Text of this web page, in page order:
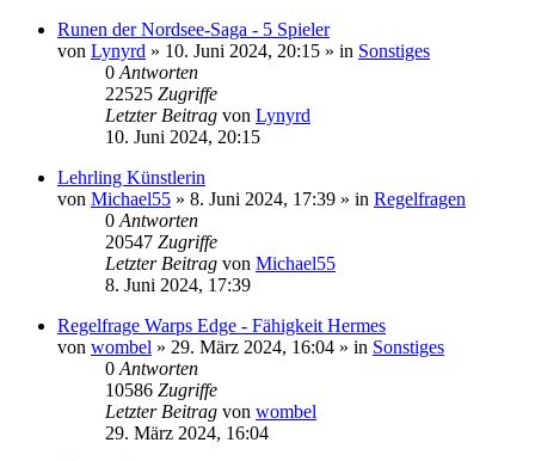
Runen der Nordsee-Saga - 5 Spieler
von Lynyrd » 10. Juni 2024, 20:15 » in Sonstiges
0 Antworten
22525 Zugriffe
Letzter Beitrag von Lynyrd
10. Juni 2024, 20:15
Lehrling Künstlerin
von Michael55 » 8. Juni 2024, 17:39 » in Regelfragen
0 Antworten
20547 Zugriffe
Letzter Beitrag von Michael55
8. Juni 2024, 17:39
Regelfrage Warps Edge - Fähigkeit Hermes
von wombel » 29. März 2024, 16:04 » in Sonstiges
0 Antworten
10586 Zugriffe
Letzter Beitrag von wombel
29. März 2024, 16:04